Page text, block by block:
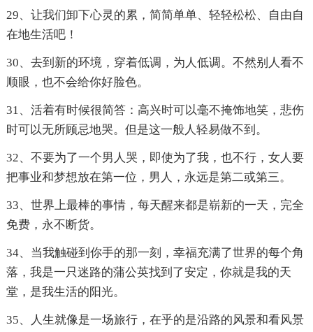
29、让我们卸下心灵的累，简简单单、轻轻松松、自由自
在地生活吧！
30、去到新的环境，穿着低调，为人低调。不然别人看不
顺眼，也不会给你好脸色。
31、活着有时候很简答：高兴时可以毫不掩饰地笑，悲伤
时可以无所顾忌地哭。但是这一般人轻易做不到。
32、不要为了一个男人哭，即使为了我，也不行，女人要
把事业和梦想放在第一位，男人，永远是第二或第三。
33、世界上最棒的事情，每天醒来都是崭新的一天，完全
免费，永不断货。
34、当我触碰到你手的那一刻，幸福充满了世界的每个角
落，我是一只迷路的蒲公英找到了安定，你就是我的天
堂，是我生活的阳光。
35、人生就像是一场旅行，在乎的是沿路的风景和看风景